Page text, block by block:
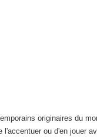
originaires du
l'accentuer ou d'en jouer